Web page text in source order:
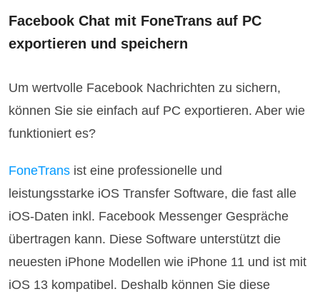
Facebook Chat mit FoneTrans auf PC
exportieren und speichern
Um wertvolle Facebook Nachrichten zu sichern,
können Sie sie einfach auf PC exportieren. Aber wie
funktioniert es?
FoneTrans ist eine professionelle und
leistungsstarke iOS Transfer Software, die fast alle
iOS-Daten inkl. Facebook Messenger Gespräche
übertragen kann. Diese Software unterstützt die
neuesten iPhone Modellen wie iPhone 11 und ist mit
iOS 13 kompatibel. Deshalb können Sie diese